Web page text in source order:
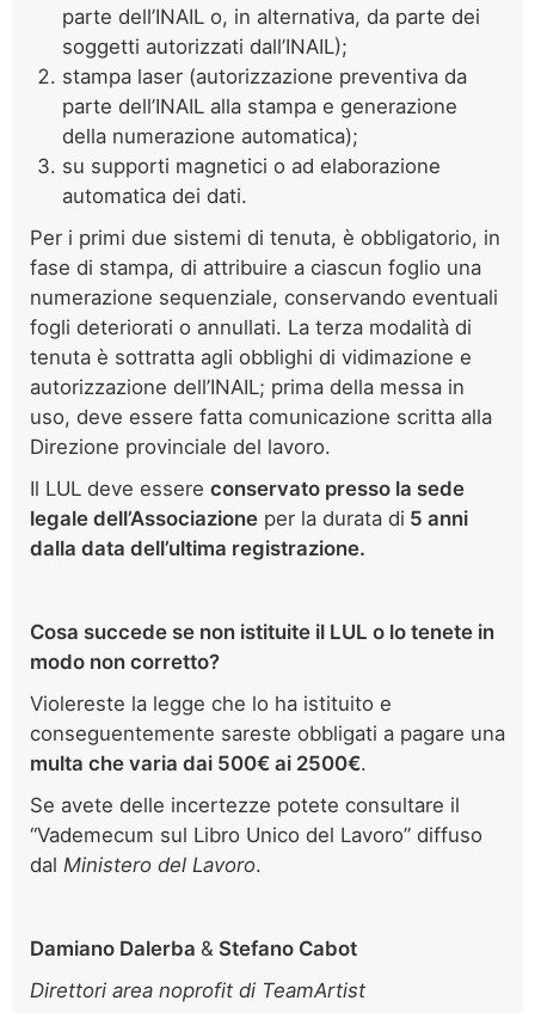
parte dell’INAIL o, in alternativa, da parte dei
soggetti autorizzati dall’INAIL);
stampa laser (autorizzazione preventiva da
parte dell’INAIL alla stampa e generazione
della numerazione automatica);
su supporti magnetici o ad elaborazione
automatica dei dati.
Per i primi due sistemi di tenuta, è obbligatorio, in
fase di stampa, di attribuire a ciascun foglio una
numerazione sequenziale, conservando eventuali
fogli deteriorati o annullati. La terza modalità di
tenuta è sottratta agli obblighi di vidimazione e
autorizzazione dell’INAIL; prima della messa in
uso, deve essere fatta comunicazione scritta alla
Direzione provinciale del lavoro.
Il LUL deve essere conservato presso la sede
legale dell’Associazione per la durata di 5 anni
dalla data dell’ultima registrazione.
Cosa succede se non istituite il LUL o lo tenete in
modo non corretto?
Violereste la legge che lo ha istituito e
conseguentemente sareste obbligati a pagare una
multa che varia dai 500€ ai 2500€.
Se avete delle incertezze potete consultare il
“Vademecum sul Libro Unico del Lavoro” diffuso
dal Ministero del Lavoro.
Damiano Dalerba & Stefano Cabot
Direttori area noprofit di TeamArtist